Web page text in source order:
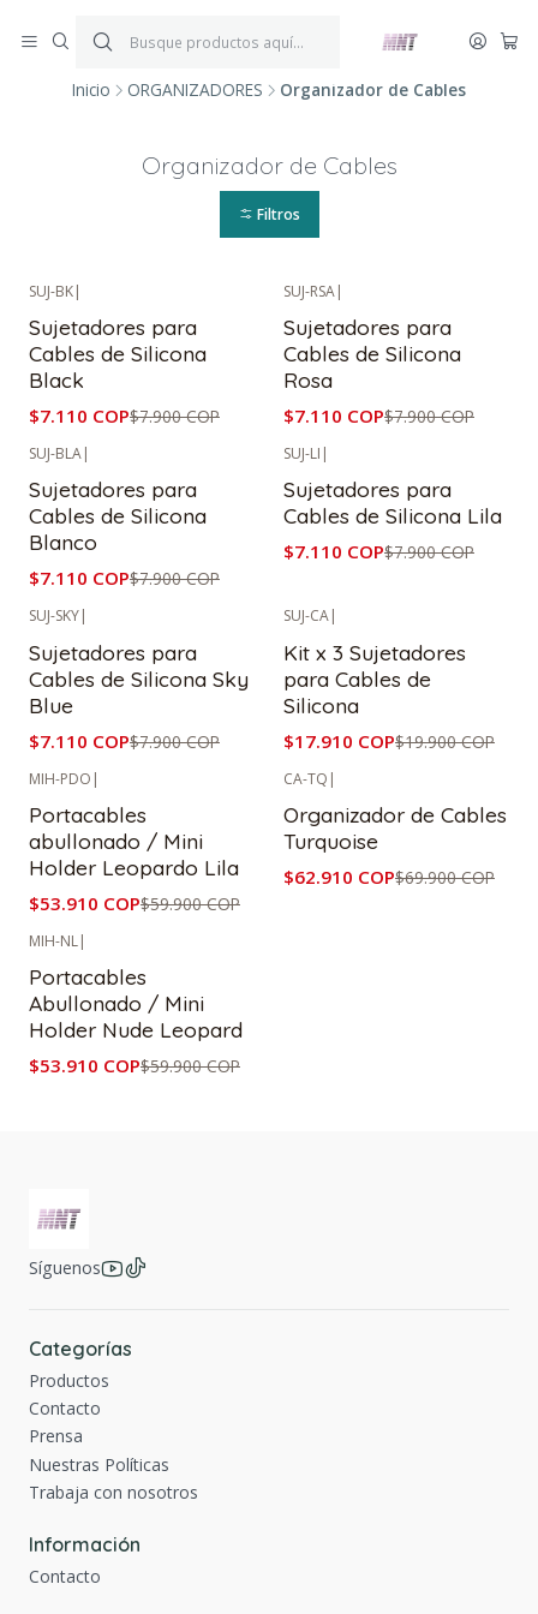
*Aplica condiciones y restricciones*
Inicio ORGANIZADORES Organizador de Cables
Organizador de Cables
Filtros
SUJ-BK|
Sujetadores para
Cables de Silicona
Black
$7.110 COP$7.900 COP
SUJ-RSA|
Sujetadores para
Cables de Silicona
Rosa
$7.110 COP$7.900 COP
SUJ-BLA|
Sujetadores para
Cables de Silicona
Blanco
$7.110 COP$7.900 COP
SUJ-LI |
Sujetadores para
Cables de Silicona Lila
$7.110 COP$7.900 COP
SUJ-SKY|
Sujetadores para
Cables de Silicona Sky
Blue
$7.110 COP$7.900 COP
SUJ-CA|
Kit x 3 Sujetadores
para Cables de
Silicona
$17.910 COP$19.900 COP
MIH-PDO |
Portacables
abullonado / Mini
Holder Leopardo Lila
$53.910 COP$59.900 COP
CA-TQ |
Organizador de Cables
Turquoise
$62.910 COP$69.900 COP
MIH-NL|
Portacables
Abullonado / Mini
Holder Nude Leopard
$53.910 COP$59.900 COP
Síguenos
Categorías
Productos
Contacto
Prensa
Nuestras Políticas
Trabaja con nosotros
Información
Contacto